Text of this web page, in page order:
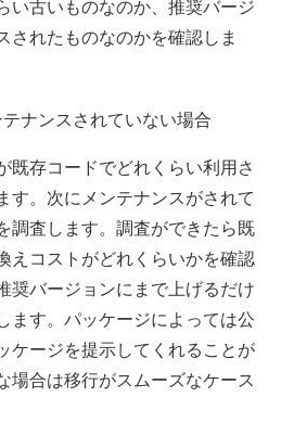
い古いものなのか、推奨バージ
されたものなのかを確認しま
ナンスされていない場合
既存コードでどれくらい利用さ
す。次にメンテナンスがされて
調査します。調査ができたら既
えコストがどれくらいかを確認
奨バージョンにまで上げるだけ
ます。パッケージによっては公
ケージを提示してくれることが
場合は移行がスムーズなケース